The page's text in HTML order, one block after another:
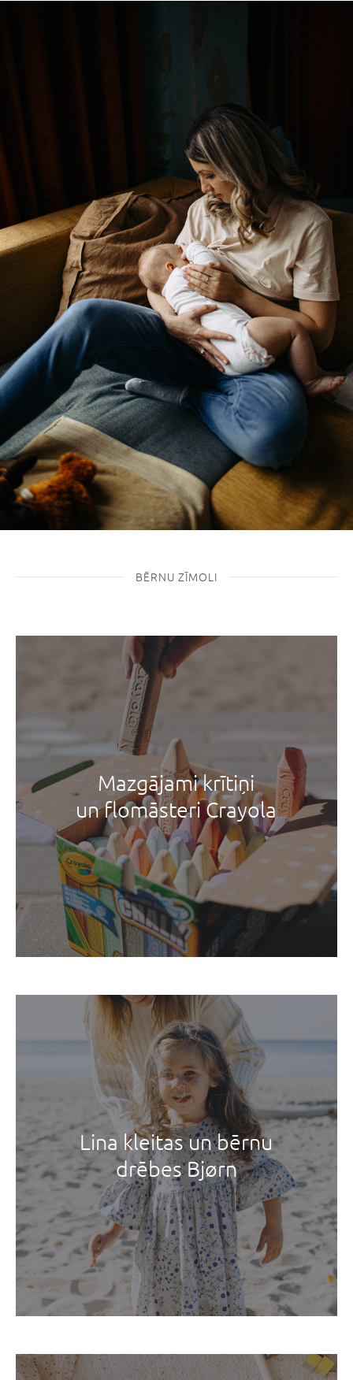
BĒRNU ZĪMOLI
Mazgājami krītiņi
un flomāsteri Crayola
Lina kleitas un bērnu
drēbes Bjørn